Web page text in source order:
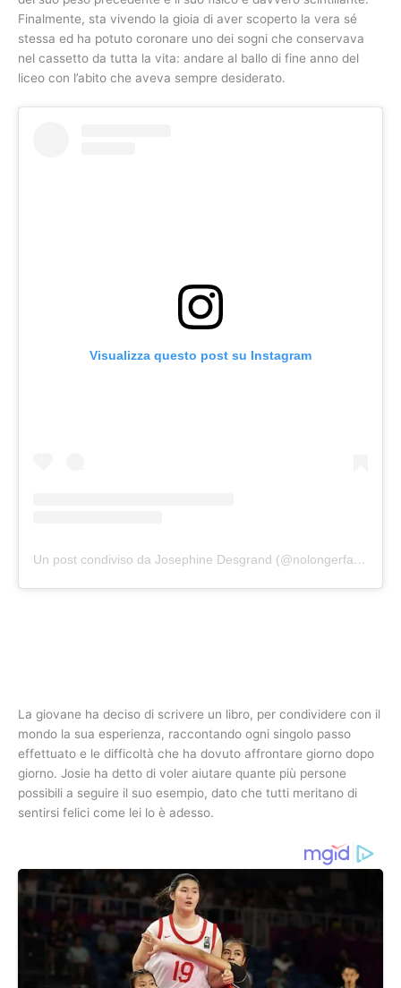
Finalmente, sta vivendo la gioia di aver scoperto la vera sé
stessa ed ha potuto coronare uno dei sogni che conservava
nel cassetto da tutta la vita: andare al ballo di fine anno del
liceo con l’abito che aveva sempre desiderato.
Visualizza questo post su Instagram
Un post condiviso da Josephine Desgrand (@nolongerfatjosie)
La giovane ha deciso di scrivere un libro, per condividere con il
mondo la sua esperienza, raccontando ogni singolo passo
effettuato e le difficoltà che ha dovuto affrontare giorno dopo
giorno. Josie ha detto di voler aiutare quante più persone
possibili a seguire il suo esempio, dato che tutti meritano di
sentirsi felici come lei lo è adesso.